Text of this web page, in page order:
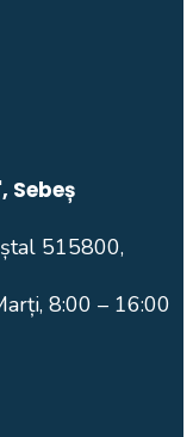
Sebeș
515800,
8:00 – 16:00